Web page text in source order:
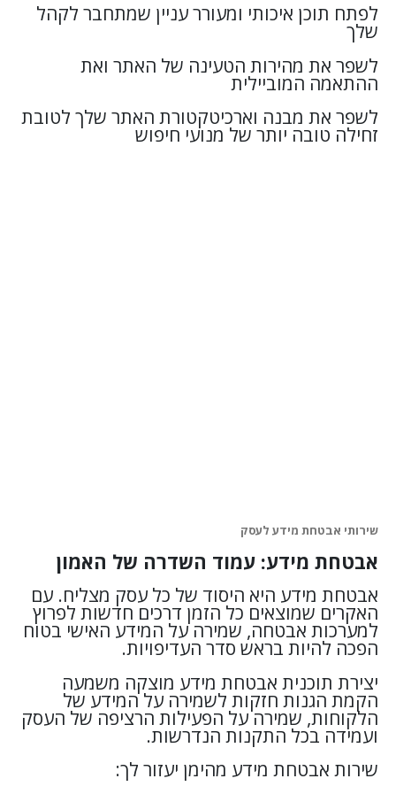
לפתח תוכן איכותי ומעורר עניין שמתחבר לקהל
שלך
לשפר את מהירות הטעינה של האתר ואת
ההתאמה המוביילית
לשפר את מבנה וארכיטקטורת האתר שלך לטובת
זחילה טובה יותר של מנועי חיפוש
שירותי אבטחת מידע לעסק
אבטחת מידע: עמוד השדרה של האמון
אבטחת מידע היא היסוד של כל עסק מצליח. עם
האקרים שמוצאים כל הזמן דרכים חדשות לפרוץ
למערכות אבטחה, שמירה על המידע האישי בטוח
הפכה להיות בראש סדר העדיפויות.
יצירת תוכנית אבטחת מידע מוצקה משמעה
הקמת הגנות חזקות לשמירה על המידע של
הלקוחות, שמירה על הפעילות הרציפה של העסק
ועמידה בכל התקנות הנדרשות.
שירות אבטחת מידע מהימן יעזור לך: